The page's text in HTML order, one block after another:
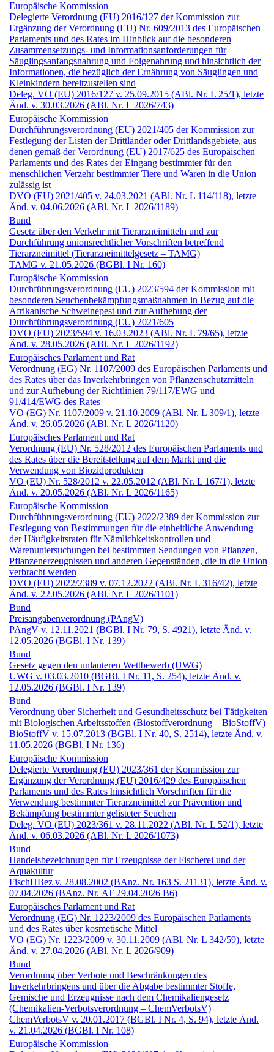
Europäische Kommission
Delegierte Verordnung (EU) 2016/127 der Kommission zur
Ergänzung der Verordnung (EU) Nr. 609/2013 des Europäischen
Parlaments und des Rates im Hinblick auf die besonderen
Zusammensetzungs- und Informationsanforderungen für
Säuglingsanfangsnahrung und Folgenahrung und hinsichtlich der
Informationen, die bezüglich der Ernährung von Säuglingen und
Kleinkindern bereitzustellen sind
Deleg. VO (EU) 2016/127 v. 25.09.2015 (ABl. Nr. L 25/1), letzte
Änd. v. 30.03.2026 (ABl. Nr. L 2026/743)
Europäische Kommission
Durchführungs­verordnung (EU) 2021/405 der Kommission zur
Festlegung der Listen der Drittländer oder Drittlandsgebiete, aus
denen gemäß der Verordnung (EU) 2017/625 des Europäischen
Parlaments und des Rates der Eingang bestimmter für den
menschlichen Verzehr bestimmter Tiere und Waren in die Union
zulässig ist
DVO (EU) 2021/405 v. 24.03.2021 (ABl. Nr. L 114/118), letzte
Änd. v. 04.06.2026 (ABl. Nr. L 2026/1189)
Bund
Gesetz über den Verkehr mit Tierarzneimitteln und zur
Durchführung unionsrechtlicher Vorschriften betreffend
Tierarzneimittel (Tierarzneimittel­gesetz – TAMG)
TAMG v. 21.05.2026 (BGBl. I Nr. 160)
Europäische Kommission
Durchführungs­verordnung (EU) 2023/594 der Kommission mit
besonderen Seuchenbekämpfungsmaßnahmen in Bezug auf die
Afrikanische Schweinepest und zur Aufhebung der
Durchführungs­verordnung (EU) 2021/605
DVO (EU) 2023/594 v. 16.03.2023 (ABl. Nr. L 79/65), letzte
Änd. v. 28.05.2026 (ABl. Nr. L 2026/1192)
Europäisches Parlament und Rat
Verordnung (EG) Nr. 1107/2009 des Europäischen Parlaments und
des Rates über das Inverkehrbringen von Pflanzenschutzmitteln
und zur Aufhebung der Richtlinien 79/117/EWG und
91/414/EWG des Rates
VO (EG) Nr. 1107/2009 v. 21.10.2009 (ABl. Nr. L 309/1), letzte
Änd. v. 26.05.2026 (ABl. Nr. L 2026/1120)
Europäisches Parlament und Rat
Verordnung (EU) Nr. 528/2012 des Europäischen Parlaments und
des Rates über die Bereitstellung auf dem Markt und die
Verwendung von Biozidprodukten
VO (EU) Nr. 528/2012 v. 22.05.2012 (ABl. Nr. L 167/1), letzte
Änd. v. 20.05.2026 (ABl. Nr. L 2026/1165)
Europäische Kommission
Durchführungs­verordnung (EU) 2022/2389 der Kommission zur
Festlegung von Bestimmungen für die einheitliche Anwendung
der Häufigkeitsraten für Nämlichkeitskontrollen und
Warenuntersuchungen bei bestimmten Sendungen von Pflanzen,
Pflanzenerzeugnissen und anderen Gegenständen, die in die Union
verbracht werden
DVO (EU) 2022/2389 v. 07.12.2022 (ABl. Nr. L 316/42), letzte
Änd. v. 22.05.2026 (ABl. Nr. L 2026/1101)
Bund
Preisangaben­verordnung (PAngV)
PAngV v. 12.11.2021 (BGBl. I Nr. 79, S. 4921), letzte Änd. v.
12.05.2026 (BGBl. I Nr. 139)
Bund
Gesetz gegen den unlauteren Wettbewerb (UWG)
UWG v. 03.03.2010 (BGBl. I Nr. 11, S. 254), letzte Änd. v.
12.05.2026 (BGBl. I Nr. 139)
Bund
Verordnung über Sicherheit und Gesundheitsschutz bei Tätigkeiten
mit Biologischen Arbeitsstoffen (Biostoff­verordnung – BioStoffV)
BioStoffV v. 15.07.2013 (BGBl. I Nr. 40, S. 2514), letzte Änd. v.
11.05.2026 (BGBl. I Nr. 136)
Europäische Kommission
Delegierte Verordnung (EU) 2023/361 der Kommission zur
Ergänzung der Verordnung (EU) 2016/429 des Europäischen
Parlaments und des Rates hinsichtlich Vorschriften für die
Verwendung bestimmter Tierarzneimittel zur Prävention und
Bekämpfung bestimmter gelisteter Seuchen
Deleg. VO (EU) 2023/361 v. 28.11.2022 (ABl. Nr. L 52/1), letzte
Änd. v. 06.03.2026 (ABl. Nr. L 2026/1073)
Bund
Handelsbezeichnungen für Erzeugnisse der Fischerei und der
Aquakultur
FischHBez v. 28.08.2002 (BAnz. Nr. 163 S. 21131), letzte Änd. v.
07.04.2026 (BAnz. Nr. AT 29.04.2026 B6)
Europäisches Parlament und Rat
Verordnung (EG) Nr. 1223/2009 des Europäischen Parlaments
und des Rates über kosmetische Mittel
VO (EG) Nr. 1223/2009 v. 30.11.2009 (ABl. Nr. L 342/59), letzte
Änd. v. 27.04.2026 (ABl. Nr. L 2026/909)
Bund
Verordnung über Verbote und Beschränkungen des
Inverkehrbringens und über die Abgabe bestimmter Stoffe,
Gemische und Erzeugnisse nach dem Chemikalien­gesetz
(Chemikalien-Verbots­verordnung – ChemVerbotsV)
ChemVerbotsV v. 20.01.2017 (BGBl. I Nr. 4, S. 94), letzte Änd.
v. 21.04.2026 (BGBl. I Nr. 108)
Europäische Kommission